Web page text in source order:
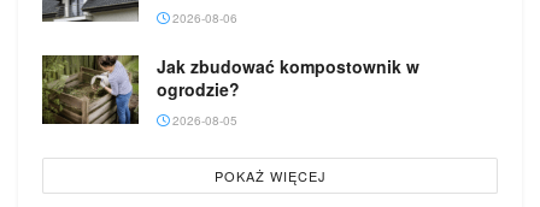
2026-08-06
Jak zbudować kompostownik w
ogrodzie?
2026-08-05
POKAŻ WIĘCEJ